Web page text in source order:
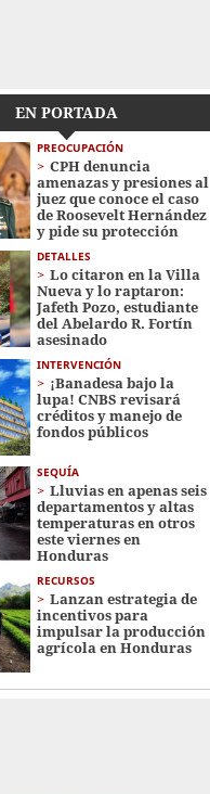
EN PORTADA
PREOCUPACIÓN
CPH denuncia
amenazas y presiones al
juez que conoce el caso
de Roosevelt Hernández
y pide su protección
DETALLES
Lo citaron en la Villa
Nueva y lo raptaron:
Jafeth Pozo, estudiante
del Abelardo R. Fortín
asesinado
INTERVENCIÓN
¡Banadesa bajo la
lupa! CNBS revisará
créditos y manejo de
fondos públicos
SEQUÍA
Lluvias en apenas seis
departamentos y altas
temperaturas en otros
este viernes en
Honduras
RECURSOS
Lanzan estrategia de
incentivos para
impulsar la producción
agrícola en Honduras